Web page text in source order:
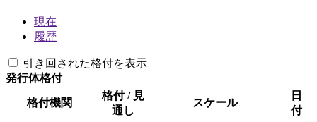
現在
履歴
引き回された格付を表示
発行体格付
格付機関
格付 / 見
通し
スケール
日
付